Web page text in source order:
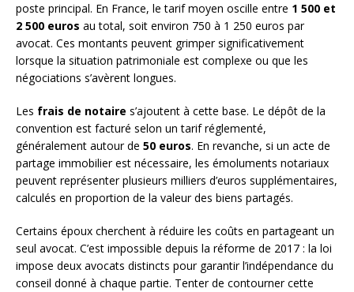
poste principal. En France, le tarif moyen oscille entre 1 500 et
2 500 euros au total, soit environ 750 à 1 250 euros par
avocat. Ces montants peuvent grimper significativement
lorsque la situation patrimoniale est complexe ou que les
négociations s’avèrent longues.
Les frais de notaire s’ajoutent à cette base. Le dépôt de la
convention est facturé selon un tarif réglementé,
généralement autour de 50 euros. En revanche, si un acte de
partage immobilier est nécessaire, les émoluments notariaux
peuvent représenter plusieurs milliers d’euros supplémentaires,
calculés en proportion de la valeur des biens partagés.
Certains époux cherchent à réduire les coûts en partageant un
seul avocat. C’est impossible depuis la réforme de 2017 : la loi
impose deux avocats distincts pour garantir l’indépendance du
conseil donné à chaque partie. Tenter de contourner cette